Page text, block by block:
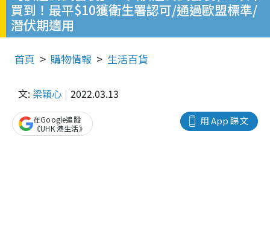
買到！最平$10獲衛生署認可/通過歐盟標準/
潛伏期適用
首頁 購物情報 生活百貨
文: 梁穎心 2022.03.13
用 App 睇文
在Google追蹤
《UHK 港生活》